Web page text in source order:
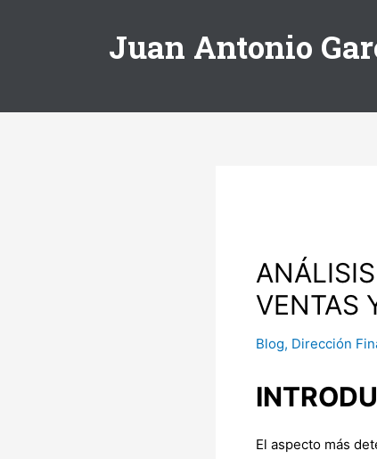
Juan Antonio
VENTAS
Blog, Dirección
El aspecto más